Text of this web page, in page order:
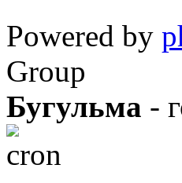
Powered by
Group
Бугульма -